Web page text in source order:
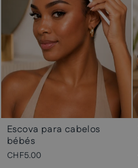
Escova para cabelos
bébés
CHF5.00